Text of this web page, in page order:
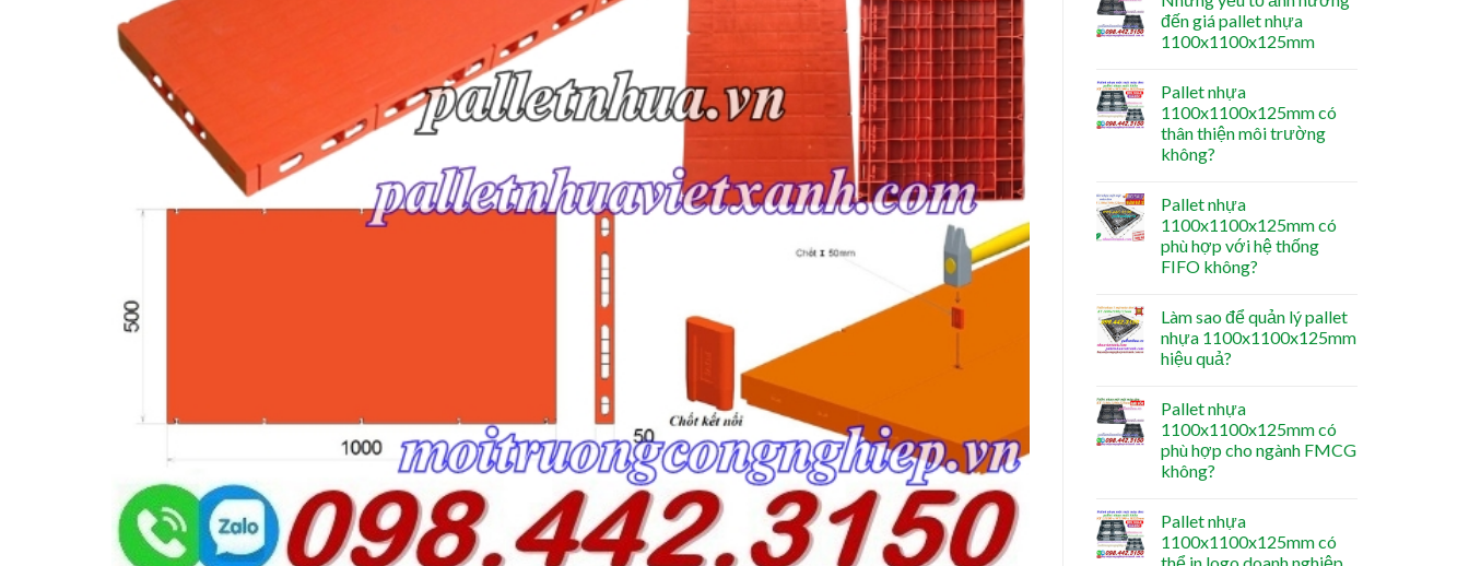
đến giá pallet nhựa
1100x1100x125mm
Pallet nhựa
1100x1100x125mm có
thân thiện môi trường
không?
Pallet nhựa
1100x1100x125mm có
phù hợp với hệ thống
FIFO không?
Làm sao để quản lý pallet
nhựa 1100x1100x125mm
hiệu quả?
Pallet nhựa
1100x1100x125mm có
phù hợp cho ngành FMCG
không?
Pallet nhựa
1100x1100x125mm có